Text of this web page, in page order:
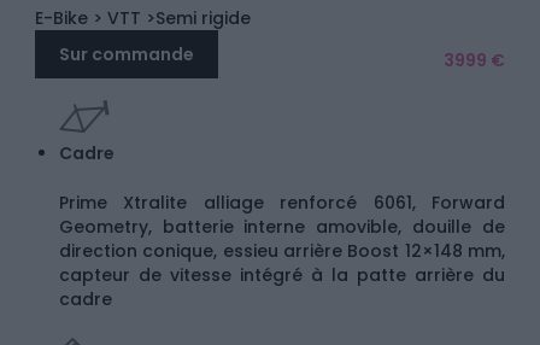
E-Bike > VTT >Semi rigide
Sur commande
3999 €
Cadre
Prime Xtralite alliage renforcé 6061, Forward
Geometry, batterie interne amovible, douille de
direction conique, essieu arrière Boost 12×148 mm,
capteur de vitesse intégré à la patte arrière du
cadre